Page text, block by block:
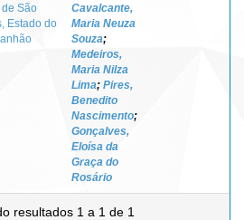
de São
Estado do
Cavalcante,
Maria Neuza
Souza;
Medeiros,
Maria Nilza
Lima; Pires,
Benedito
Nascimento;
Gonçalves,
Eloísa da
Graça do
Rosário
resultados 1 a 1 de 1